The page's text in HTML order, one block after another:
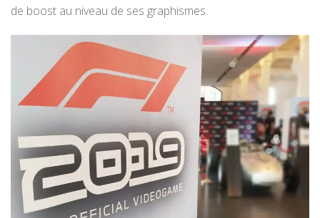
de boost au niveau de ses graphismes.